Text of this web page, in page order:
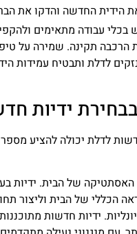
הידית החדשה והדקו את
עבודה מתאימים
הרכבה תקינה. שמירה על
לדלת ותבטיח עמידות
ידיות
לדלת יכולה להציע מספר
של הבית. ידיות
הכללי של הבית וליצור
ידיות חדשות